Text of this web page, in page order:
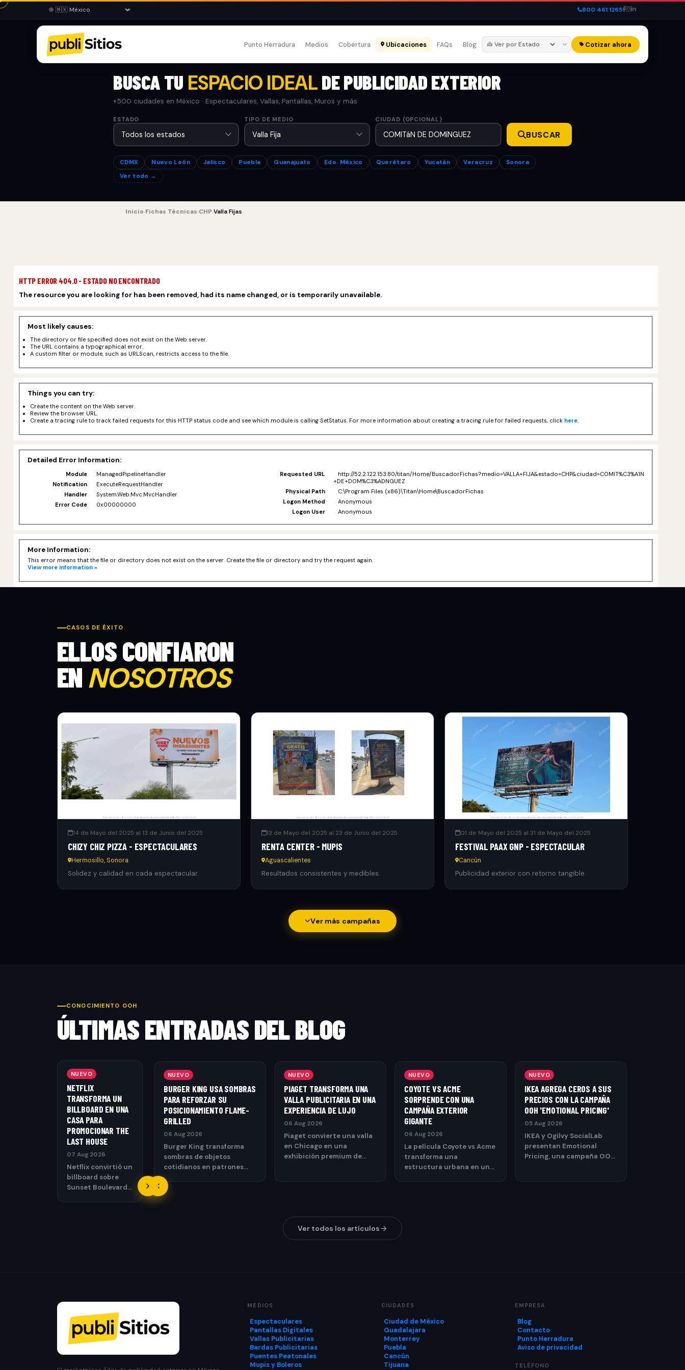
800 461 1265
Punto Herradura Medios Cobertura Ubicaciones FAQs Blog Cotizar ahora
BUSCA TU ESPACIO IDEALDE PUBLICIDAD EXTERIOR
+500 ciudades en México · Espectaculares, Vallas, Pantallas, Muros y más
ESTADO TIPO DE MEDIO CIUDAD (OPCIONAL)
BUSCAR
CDMX Nuevo León Jalisco Puebla Guanajuato Edo. México Querétaro Yucatán Veracruz
Sonora
Ver todo →
Inicio›Fichas Técnicas›CHP›Valla Fijas
HTTP ERROR 404.0 - ESTADO NO ENCONTRADO
The resource you are looking for has been removed, had its name changed, or is temporarily unavailable.
Most likely causes:
The directory or file specified does not exist on the Web server.
The URL contains a typographical error.
A custom filter or module, such as URLScan, restricts access to the file.
Things you can try:
Create the content on the Web server.
Review the browser URL.
Create a tracing rule to track failed requests for this HTTP status code and see which module is calling SetStatus. For more information about creating a tracing rule for failed requests, click here.
Detailed Error Information:
Module
ManagedPipelineHandler
Notification
ExecuteRequestHandler
Handler
System.Web.Mvc.MvcHandler
Error Code
0x00000000
Requested URL
http://52.2.122.153:80/titan/Home/BuscadorFichas?medio=VALLA+FIJA&estado=CHP&ciudad=COMIT%C3%A1N
+DE+DOM%C3%ADNGUEZ
Physical Path
C:\Program Files (x86)\Titan\Home\BuscadorFichas
Logon Method
Anonymous
Logon User
Anonymous
More Information:
This error means that the file or directory does not exist on the server. Create the file or directory and try the request again.
View more information »
CASOS DE ÉXITO
ELLOS CONFIARON
EN NOSOTROS
14 de Mayo del 2025 al 13 de Junio del 2025
CHIZY CHIZ PIZZA - ESPECTACULARES
Hermosillo, Sonora
Solidez y calidad en cada espectacular.
13 de Mayo del 2025 al 23 de Junio del 2025
RENTA CENTER - MUPIS
Aguascalientes
Resultados consistentes y medibles.
01 de Mayo del 2025 al 31 de Mayo del 2025
FESTIVAL PAAX GNP - ESPECTACULAR
Cancún
Publicidad exterior con retorno tangible.
Ver más campañas
CONOCIMIENTO OOH
ÚLTIMAS ENTRADAS DEL BLOG
NUEVO
NETFLIX
TRANSFORMA UN
BILLBOARD EN UNA
CASA PARA
PROMOCIONAR THE
LAST HOUSE
07 Aug 2026
Netflix convirtió un
billboard sobre
Sunset Boulevard
NUEVO
BURGER KING USA SOMBRAS
PARA REFORZAR SU
POSICIONAMIENTO FLAME-
GRILLED
06 Aug 2026
Burger King transforma
sombras de objetos
cotidianos en patrones
que recuerdan las rejillas
de una parrilla.
NUEVO
PIAGET TRANSFORMA UNA
VALLA PUBLICITARIA EN UNA
EXPERIENCIA DE LUJO
06 Aug 2026
Piaget convierte una valla
en Chicago en una
exhibición premium de
NUEVO
COYOTE VS ACME
SORPRENDE CON UNA
CAMPAÑA EXTERIOR
GIGANTE
06 Aug 2026
La película Coyote vs Acme
transforma una
estructura urbana en una
NUEVO
IKEA AGREGA CEROS A SUS
PRECIOS CON LA CAMPAÑA
OOH 'EMOTIONAL PRICING'
05 Aug 2026
IKEA y Ogilvy SocialLab
presentan Emotional
Pricing, una campaña OOH
Ver todos los artículos
MEDIOS
Espectaculares
Pantallas Digitales
Vallas Publicitarias
Bardas Publicitarias
Puentes Peatonales
Mupis y Boleros
CIUDADES
Ciudad de México
Guadalajara
Monterrey
Puebla
Cancún
Tijuana
EMPRESA
Blog
Contacto
Punto Herradura
Aviso de privacidad
TELÉFONO